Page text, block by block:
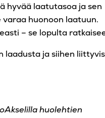
hyvää laatutasoa ja sen
huonoon laatuun.
– se lopulta
laadusta ja siihen
huolehtien